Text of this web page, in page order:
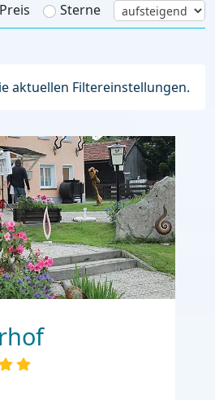
Preis
Sterne
aktuellen Filtereinstellungen.